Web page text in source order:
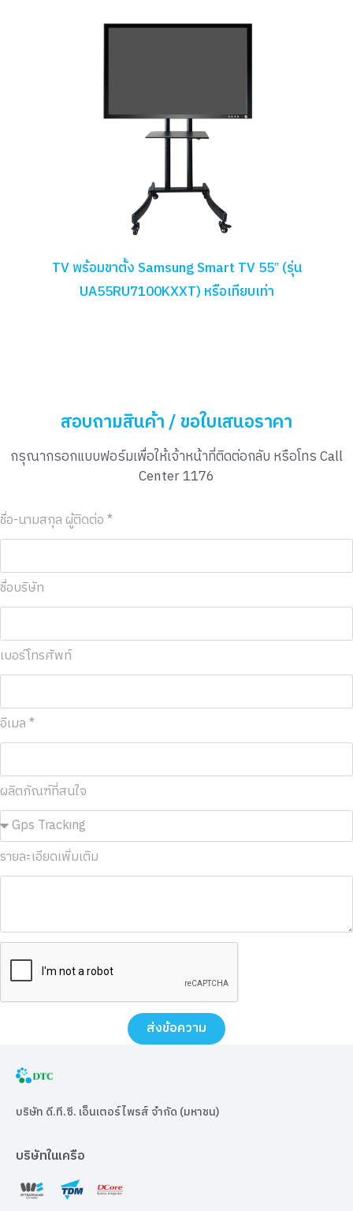
TV พร้อมขาตั้ง Samsung Smart TV 55″ (รุ่น
UA55RU7100KXXT) หรือเทียบเท่า
สอบถามสินค้า / ขอใบเสนอราคา
กรุณากรอกแบบฟอร์มเพื่อให้เจ้าหน้าที่ติดต่อกลับ หรือโทร Call
Center 1176
ชื่อ-นามสกุล ผู้ติดต่อ *
ชื่อบริษัท
เบอร์โทรศัพท์
อีเมล *
ผลิตภัณฑ์ที่สนใจ
รายละเอียดเพิ่มเติม
ส่งข้อความ
บริษัท ดี.ที.ซี. เอ็นเตอร์ไพรส์ จำกัด (มหาชน)
บริษัทในเครือ